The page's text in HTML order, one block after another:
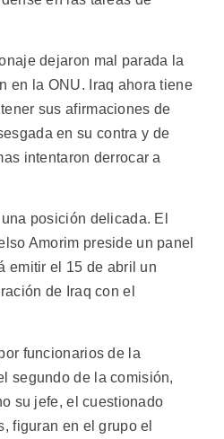
dejaron mal parada la
en la ONU. Iraq ahora tiene
sus afirmaciones de
en su contra y de
intentaron derrocar a
posición delicada. El
Amorim preside un panel
emitir el 15 de abril un
de Iraq con el
funcionarios de la
segundo de la comisión,
su jefe, el cuestionado
figuran en el grupo el